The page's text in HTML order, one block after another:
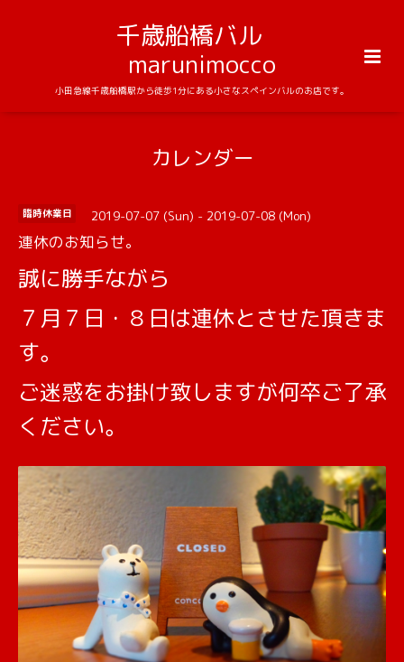
千歳船橋バル
marunimocco
小田急線千歳船橋駅から徒歩1分にある小さなスペインバルのお店です。
カレンダー
臨時休業日 2019-07-07 (Sun) - 2019-07-08 (Mon)
連休のお知らせ。
誠に勝手ながら
７月７日・８日は連休とさせた頂きま
す。
ご迷惑をお掛け致しますが何卒ご了承
ください。